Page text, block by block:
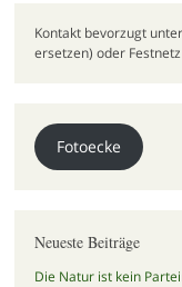
Kontakt bevorzugt unter
ersetzen) oder
Fotoecke
Neueste Beiträge
Die Natur ist kein